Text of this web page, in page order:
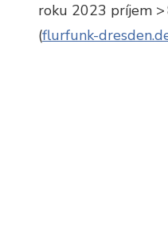
roku 2023 príjem >
(flurfunk-